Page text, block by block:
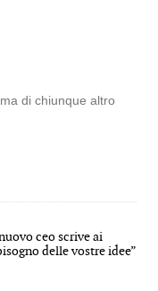
di chiunque altro
ceo scrive ai
delle vostre idee”